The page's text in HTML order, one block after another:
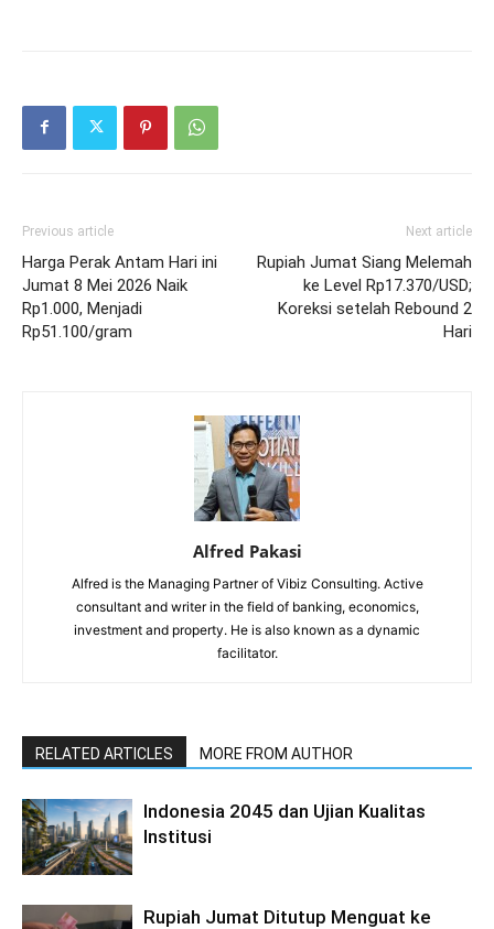
Previous article
Harga Perak Antam Hari ini
Jumat 8 Mei 2026 Naik
Rp1.000, Menjadi
Rp51.100/gram
Next article
Rupiah Jumat Siang Melemah
ke Level Rp17.370/USD;
Koreksi setelah Rebound 2
Hari
Alfred Pakasi
Alfred is the Managing Partner of Vibiz Consulting. Active
consultant and writer in the field of banking, economics,
investment and property. He is also known as a dynamic
facilitator.
RELATED ARTICLES MORE FROM AUTHOR
Indonesia 2045 dan Ujian Kualitas
Institusi
Rupiah Jumat Ditutup Menguat ke